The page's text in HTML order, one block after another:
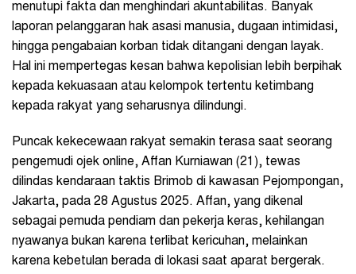
menutupi fakta dan menghindari akuntabilitas. Banyak
laporan pelanggaran hak asasi manusia, dugaan intimidasi,
hingga pengabaian korban tidak ditangani dengan layak.
Hal ini mempertegas kesan bahwa kepolisian lebih berpihak
kepada kekuasaan atau kelompok tertentu ketimbang
kepada rakyat yang seharusnya dilindungi.
Puncak kekecewaan rakyat semakin terasa saat seorang
pengemudi ojek online, Affan Kurniawan (21), tewas
dilindas kendaraan taktis Brimob di kawasan Pejompongan,
Jakarta, pada 28 Agustus 2025. Affan, yang dikenal
sebagai pemuda pendiam dan pekerja keras, kehilangan
nyawanya bukan karena terlibat kericuhan, melainkan
karena kebetulan berada di lokasi saat aparat bergerak.